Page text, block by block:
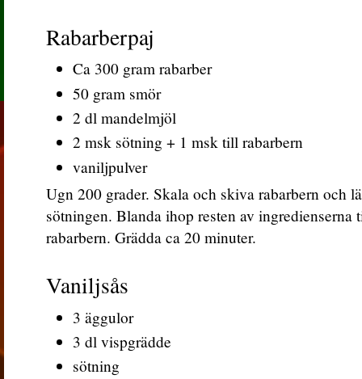
Rabarberpaj
Ca 300 gram rabarber
50 gram smör
2 dl mandelmjöl
2 msk sötning + 1 msk till rabarbern
vaniljpulver
Ugn 200 grader. Skala och skiva rabarbern och
sötningen. Blanda ihop resten av ingredienserna
rabarbern. Grädda ca 20 minuter.
Vaniljsås
3 äggulor
3 dl vispgrädde
sötning